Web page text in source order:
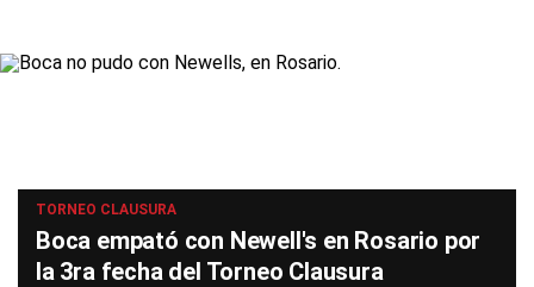
TORNEO CLAUSURA
Boca empató con Newell's en Rosario por
la 3ra fecha del Torneo Clausura